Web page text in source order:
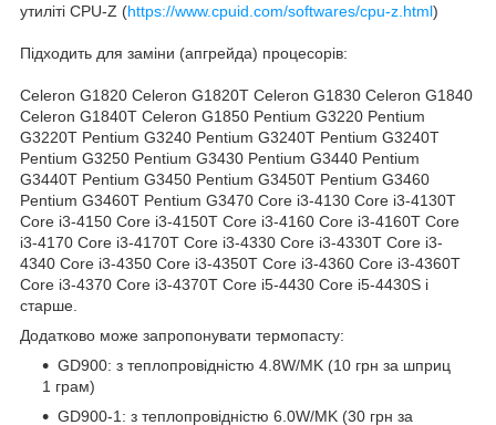
утиліті CPU-Z (https://www.cpuid.com/softwares/cpu-z.html)
Підходить для заміни (апгрейда) процесорів:
Celeron G1820 Celeron G1820T Celeron G1830 Celeron G1840
Celeron G1840T Celeron G1850 Pentium G3220 Pentium
G3220T Pentium G3240 Pentium G3240T Pentium G3240T
Pentium G3250 Pentium G3430 Pentium G3440 Pentium
G3440T Pentium G3450 Pentium G3450T Pentium G3460
Pentium G3460T Pentium G3470 Core i3-4130 Core i3-4130T
Core i3-4150 Core i3-4150T Core i3-4160 Core i3-4160T Core
i3-4170 Core i3-4170T Core i3-4330 Core i3-4330T Core i3-
4340 Core i3-4350 Core i3-4350T Core i3-4360 Core i3-4360T
Core i3-4370 Core i3-4370T Core i5-4430 Core i5-4430S і
старше.
Додатково може запропонувати термопасту:
GD900: з теплопровідністю 4.8W/MK (10 грн за шприц
1 грам)
GD900-1: з теплопровідністю 6.0W/MK (30 грн за